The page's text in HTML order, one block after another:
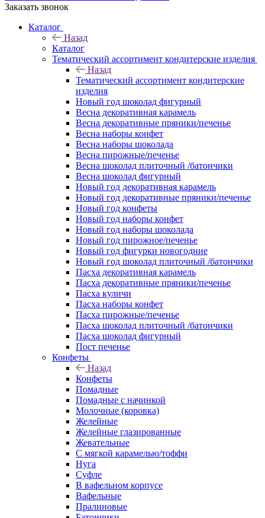
Заказать звонок
Каталог
Назад
Каталог
Тематический ассортимент кондитерские изделия
Назад
Тематический ассортимент кондитерские
изделия
Новый год шоколад фигурный
Весна декоративная карамель
Весна декоративные пряники/печенье
Весна наборы конфет
Весна наборы шоколада
Весна пирожные/печенье
Весна шоколад плиточный /батончики
Весна шоколад фигурный
Новый год декоративная карамель
Новый год декоративные пряники/печенье
Новый год конфеты
Новый год наборы конфет
Новый год наборы шоколада
Новый год пирожное/печенье
Новый год фигурки новогодние
Новый год шоколад плиточный /батончики
Пасха декоративная карамель
Пасха декоративные пряники/печенье
Пасха куличи
Пасха наборы конфет
Пасха пирожные/печенье
Пасха шоколад плиточный /батончики
Пасха шоколад фигурный
Пост печенье
Конфеты
Назад
Конфеты
Помадные
Помадные с начинкой
Молочные (коровка)
Желейные
Желейные глазированные
Жевательные
С мягкой карамелью/тоффи
Нуга
Суфле
В вафельном корпусе
Вафельные
Пралиновые